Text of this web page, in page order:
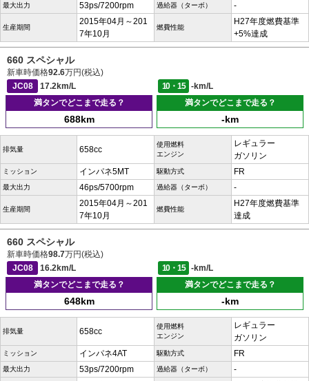
最大出力 53ps/7200rpm 過給器（ターボ） -
生産期間
2015年04月～201
7年10月
燃費性能
H27年度燃費基準
+5%達成
660 スペシャル
新車時価格92.6万円(税込)
JC08
17.2km/L 10・15
-km/L
満タンでどこまで走る？
688km
満タンでどこまで走る？
-km
排気量 658cc
使用燃料
エンジン
レギュラー
ガソリン
ミッション インパネ5MT 駆動方式 FR
最大出力 46ps/5700rpm 過給器（ターボ） -
生産期間
2015年04月～201
7年10月
燃費性能
H27年度燃費基準
達成
660 スペシャル
新車時価格98.7万円(税込)
JC08
16.2km/L 10・15
-km/L
満タンでどこまで走る？
648km
満タンでどこまで走る？
-km
排気量 658cc
使用燃料
エンジン
レギュラー
ガソリン
ミッション インパネ4AT 駆動方式 FR
最大出力 53ps/7200rpm 過給器（ターボ） -